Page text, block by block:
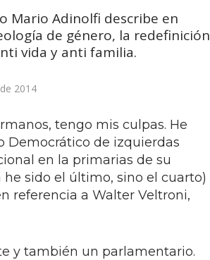
Mario Adinolfi describe en
de género, la redefinición
vida y anti familia.
2014
tengo mis culpas. He
Democrático de izquierdas
en la primarias de su
sido el último, sino el cuarto)
referencia a Walter Veltroni,
y también un parlamentario.